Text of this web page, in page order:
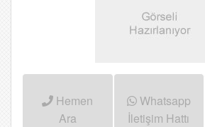
Hemen
Ara
Whatsapp
İletişim Hattı